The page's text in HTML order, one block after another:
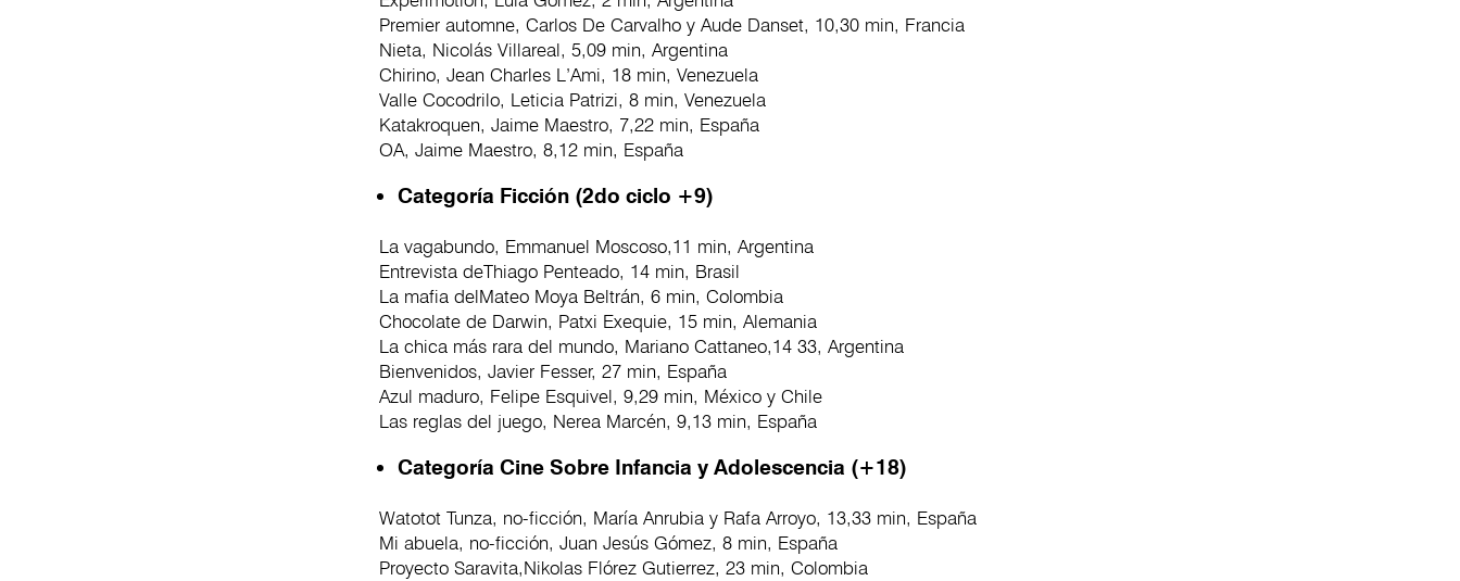
Premier automne, Carlos De Carvalho y Aude Danset, 10,30 min, Francia
Nieta, Nicolás Villareal, 5,09 min, Argentina
Chirino, Jean Charles L’Ami, 18 min, Venezuela
Valle Cocodrilo, Leticia Patrizi, 8 min, Venezuela
Katakroquen, Jaime Maestro, 7,22 min, España
OA, Jaime Maestro, 8,12 min, España
Categoría Ficción (2do ciclo +9)
La vagabundo, Emmanuel Moscoso,11 min, Argentina
Entrevista deThiago Penteado, 14 min, Brasil
La mafia delMateo Moya Beltrán, 6 min, Colombia
Chocolate de Darwin, Patxi Exequie, 15 min, Alemania
La chica más rara del mundo, Mariano Cattaneo,14 33, Argentina
Bienvenidos, Javier Fesser, 27 min, España
Azul maduro, Felipe Esquivel, 9,29 min, México y Chile
Las reglas del juego, Nerea Marcén, 9,13 min, España
Categoría Cine Sobre Infancia y Adolescencia (+18)
Watotot Tunza, no-ficción, María Anrubia y Rafa Arroyo, 13,33 min, España
Mi abuela, no-ficción, Juan Jesús Gómez, 8 min, España
Proyecto Saravita,Nikolas Flórez Gutierrez, 23 min, Colombia